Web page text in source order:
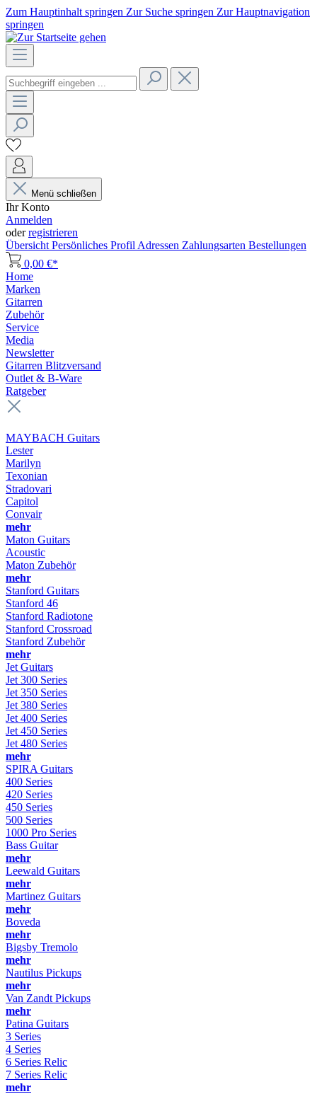
Zum Hauptinhalt springen Zur Suche springen Zur Hauptnavigation
springen
Menü schließen
Ihr Konto
Anmelden
oderregistrieren
Übersicht Persönliches Profil Adressen Zahlungsarten Bestellungen
0,00 €*
Home
Marken
Gitarren
Zubehör
Service
Media
Newsletter
Gitarren Blitzversand
Outlet & B-Ware
Ratgeber
MAYBACH Guitars
Lester
Marilyn
Texonian
Stradovari
Capitol
Convair
mehr
Maton Guitars
Acoustic
Maton Zubehör
mehr
Stanford Guitars
Stanford 46
Stanford Radiotone
Stanford Crossroad
Stanford Zubehör
mehr
Jet Guitars
Jet 300 Series
Jet 350 Series
Jet 380 Series
Jet 400 Series
Jet 450 Series
Jet 480 Series
mehr
SPIRA Guitars
400 Series
420 Series
450 Series
500 Series
1000 Pro Series
Bass Guitar
mehr
Leewald Guitars
mehr
Martinez Guitars
mehr
Boveda
mehr
Bigsby Tremolo
mehr
Nautilus Pickups
mehr
Van Zandt Pickups
mehr
Patina Guitars
3 Series
4 Series
6 Series Relic
7 Series Relic
mehr